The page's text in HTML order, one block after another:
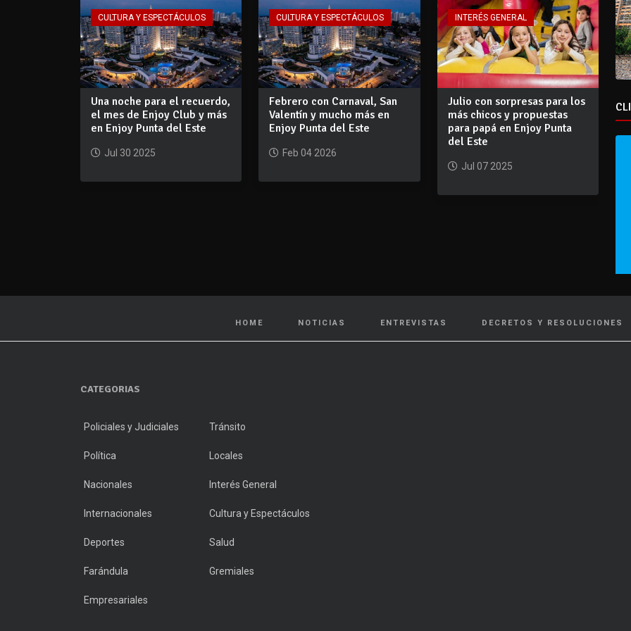
CULTURA Y ESPECTÁCULOS
Una noche para el recuerdo,
el mes de Enjoy Club y más
en Enjoy Punta del Este
Jul 30 2025
CULTURA Y ESPECTÁCULOS
Febrero con Carnaval, San
Valentín y mucho más en
Enjoy Punta del Este
Feb 04 2026
INTERÉS GENERAL
Julio con sorpresas para los
más chicos y propuestas
para papá en Enjoy Punta
del Este
Jul 07 2025
HOME NOTICIAS ENTREVISTAS DECRETOS Y RESOLUCIONES
CATEGORIAS
Policiales y Judiciales Tránsito
Política Locales
Nacionales Interés General
Internacionales Cultura y Espectáculos
Deportes Salud
Farándula Gremiales
Empresariales